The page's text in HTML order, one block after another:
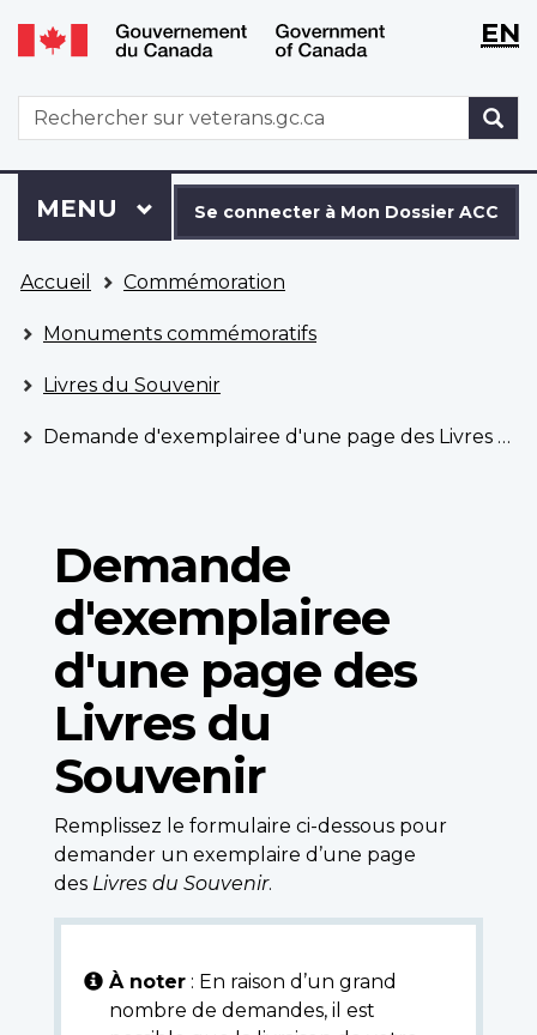
Aller
au
principal
Passer
à
version
HTML
simplifiée
WxT
WxTEN
WxT
Search
form
connecter
à
Dossier
ACC
Se connecter à Mon Dossier ACC
Menu
MENU PRINCIPAL
êtes
ici
Accueil Commémoration
Monuments commémoratifs
Livres du Souvenir
Demande d'exemplairee d'une page des Livres du Souvenir
Demande
d'exemplairee
d'une page des
Livres du
Souvenir
Remplissez le formulaire ci-dessous pour
demander un exemplaire d’une page
des Livres du Souvenir.
À noter : En raison d’un grand
nombre de demandes, il est